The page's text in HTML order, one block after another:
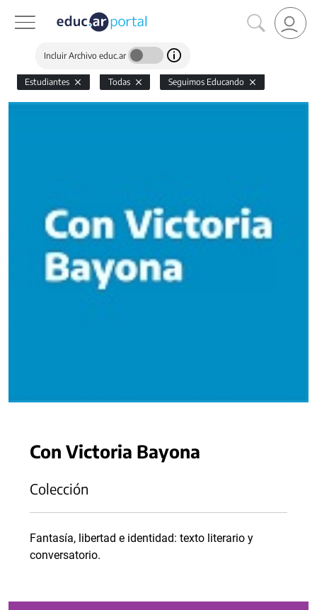
Incluir Archivo educ.ar
Estudiantes Todas Seguimos Educando
Con Victoria Bayona
Colección
Fantasía, libertad e identidad: texto literario y
conversatorio.